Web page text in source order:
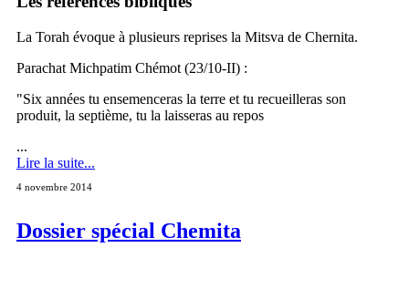
La Torah évoque à plusieurs reprises la Mitsva de Chernita.
Parachat Michpatim Chémot (23/10-II) :
"Six années tu ensemenceras la terre et tu recueilleras son
produit, la septième, tu la laisseras au repos
...
Lire la suite...
4 novembre 2014
Dossier spécial Chemita